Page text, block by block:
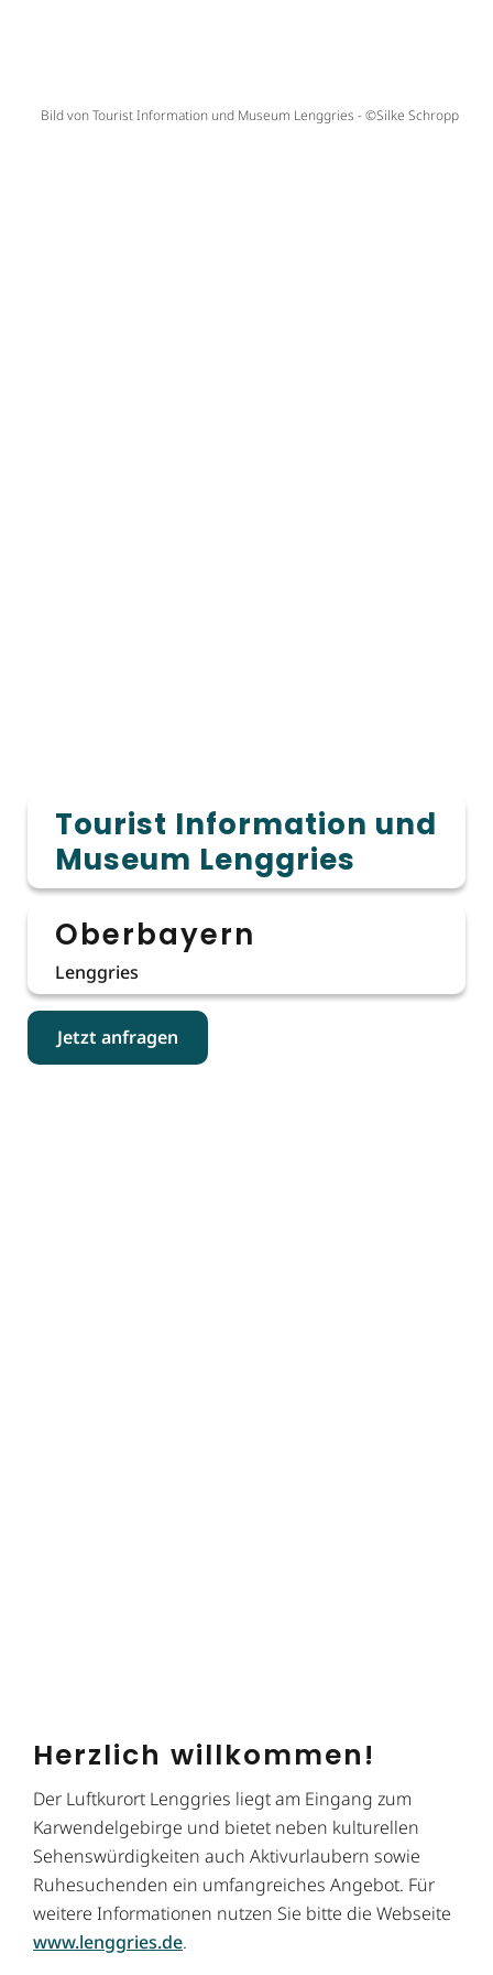
Tourist Information und
Museum Lenggries
Oberbayern
Lenggries
Jetzt anfragen
Bild von Tourist Information und Museum Lenggries - ©Silke Schropp
Herzlich willkommen!
Der Luftkurort Lenggries liegt am Eingang zum
Karwendelgebirge und bietet neben kulturellen
Sehenswürdigkeiten auch Aktivurlaubern sowie
Ruhesuchenden ein umfangreiches Angebot. Für
weitere Informationen nutzen Sie bitte die Webseite
www.lenggries.de.